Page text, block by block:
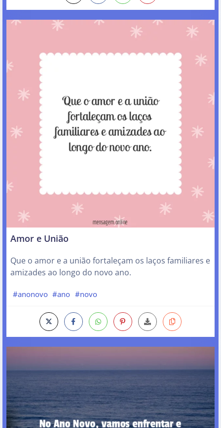
Amor e União
Que o amor e a união fortaleçam os laços familiares e
amizades ao longo do novo ano.
#anonovo #ano #novo